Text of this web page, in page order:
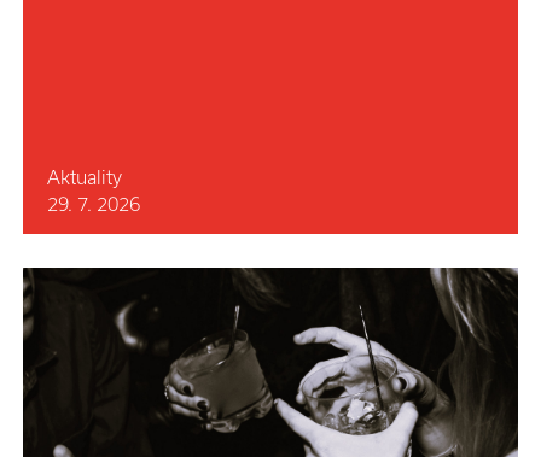
Aktuality
29. 7. 2026